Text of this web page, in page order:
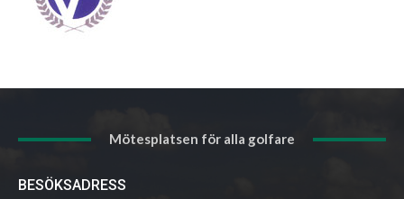
Mötesplatsen för alla golfare
BESÖKSADRESS